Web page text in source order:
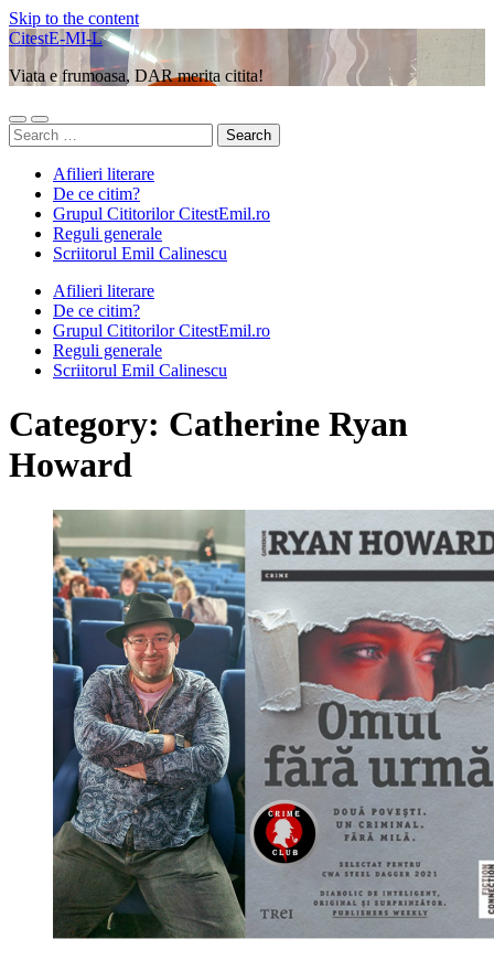
Skip to the content
CitestE-MI-L
Viata e frumoasa, DAR merita citita!
Toggle
mobile
Toggle
search
Search
for:
Afilieri literare
De ce citim?
Grupul Cititorilor CitestEmil.ro
Reguli generale
Scriitorul Emil Calinescu
Afilieri literare
De ce citim?
Grupul Cititorilor CitestEmil.ro
Reguli generale
Scriitorul Emil Calinescu
Category: Catherine Ryan
Howard